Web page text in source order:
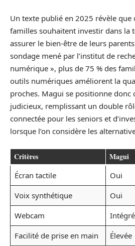
Un texte publié en 2025 révèle que
familles souhaitent investir dans la
assurer le bien-être de leurs
sondage mené par l’institut de
numérique », plus de 75 % des
outils numériques améliorent la
proches. Magui se positionne donc
judicieux, remplissant un double
connectée pour les seniors et
lorsque l’on considère les
Critères Magui
Écran tactile Oui
Voix synthétique
Oui
Webcam
Facilité de prise en main
Élevée